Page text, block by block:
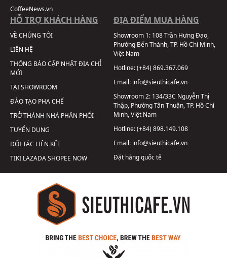
CoffeeNews.vn
HỖ TRỢ KHÁCH HÀNG
VỀ CHÚNG TÔI
LIÊN HỆ
THÔNG BÁO CẬP NHẬT ĐỊA CHỈ
MỚI
TẠI SHOWROOM
ĐÀO TẠO PHA CHẾ
TRỞ THÀNH NHÀ PHÂN PHỐI
TUYỂN DỤNG
ĐỐI TÁC LIÊN KẾT
TIKI LAZADASHOPEE NOW
ĐỊA ĐIỂM MUA HÀNG
Showroom 1: 108 Trần Hưng Đạo,
Phường Bến Thành, TP. Hồ Chí Minh,
Việt Nam
Hotline:(+84) 869.367.069
Email: info@sieuthicafe.vn
Showroom 2: 134/33C Nguyễn Thị
Thập, Phường Tân Thuận, TP. Hồ Chí
Minh, Việt Nam
Hotline:(+84) 898.149.108
Email: info@sieuthicafe.vn
Đặt hàng quốc tế